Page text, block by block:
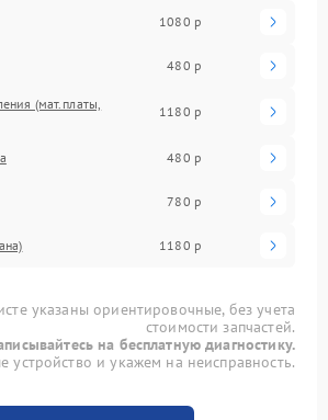
1080 р
480 р
(мат.платы,
1180 р
480 р
780 р
1180 р
указаны ориентировочные, без учета
стоимости запчастей.
на бесплатную диагностику.
и укажем на неисправность.